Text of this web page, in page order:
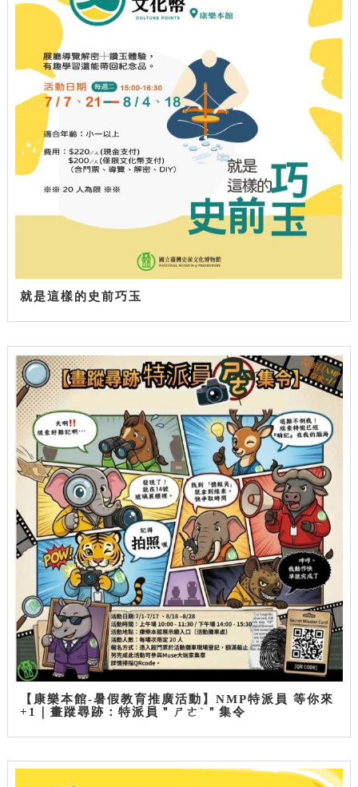
就是這樣的史前巧玉
【康樂本館-暑假教育推廣活動】NMP特派員 等你來
+1｜畫蹤尋跡：特派員＂ㄕㄜˋ＂集令